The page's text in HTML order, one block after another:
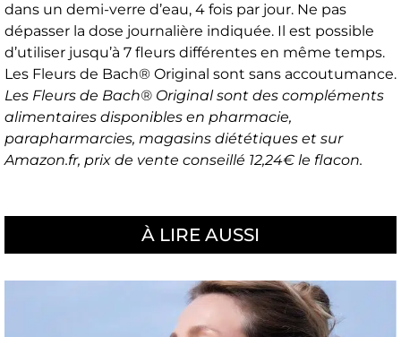
dans un demi-verre d’eau, 4 fois par jour. Ne pas
dépasser la dose journalière indiquée. Il est possible
d’utiliser jusqu’à 7 fleurs différentes en même temps.
Les Fleurs de Bach® Original sont sans accoutumance.
Les Fleurs de Bach® Original sont des compléments
alimentaires disponibles en pharmacie,
parapharmarcies, magasins diététiques et sur
Amazon.fr, prix de vente conseillé 12,24€ le flacon.
À LIRE AUSSI